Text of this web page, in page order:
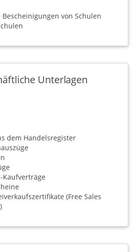
Bescheinigungen von Schulen
Unterlagen
dem Handelsregister
(Free Sales